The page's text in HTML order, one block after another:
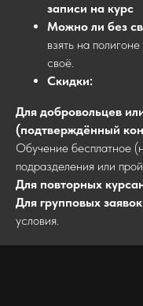
записи на курс
Можно ли без
взять на
своё.
Скидки:
Для добровольцев
(подтверждённый
Обучение бесплатное
подразделения или
Для повторных
Для групповых
условия.